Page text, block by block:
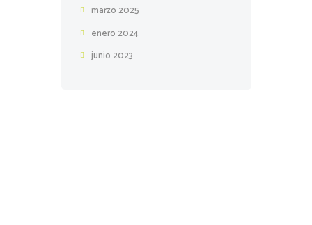
marzo 2025
enero 2024
junio 2023